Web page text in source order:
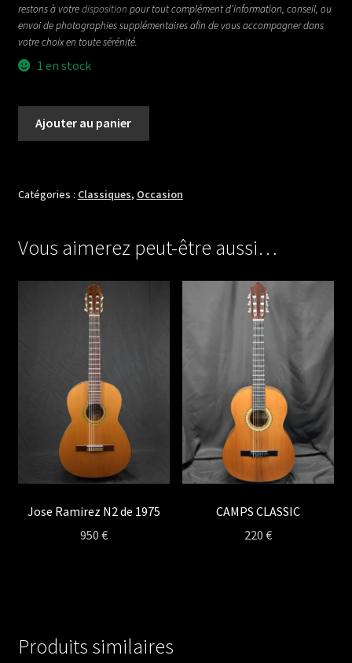
restons à votredisposition pour tout complément d’information, conseil, ou
envoi de photographies supplémentaires afin de vous accompagner dans
votre choix en toute sérénité.
1 en stock
PRELUDE
Ajouter au panier
Catégories : Classiques, Occasion
Vous aimerez peut-être aussi…
Jose Ramirez N2 de 1975
950 €
CAMPS CLASSIC
220€
Produits similaires